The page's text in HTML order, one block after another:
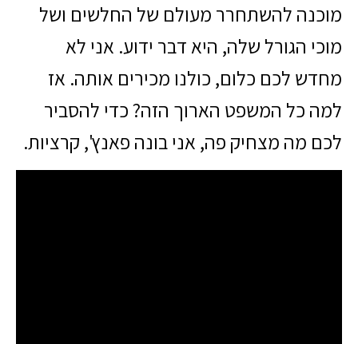
מוכנה להשתחרר מעולם של החלשים ושל
מוכי הגורל שלה, היא דבר ידוע. אני לא
מחדש לכם כלום, כולנו מכירים אותה. אז
למה כל המשפט הארוך הזה? כדי להסביר
לכם מה מצחיק פה, אני בונה פאנץ', קרציות.